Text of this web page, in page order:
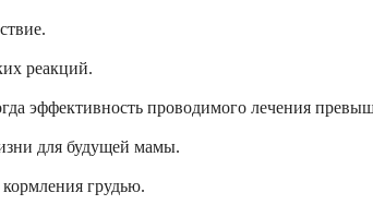
реакций.
эффективность проводимого лечения
для будущей мамы.
грудью.